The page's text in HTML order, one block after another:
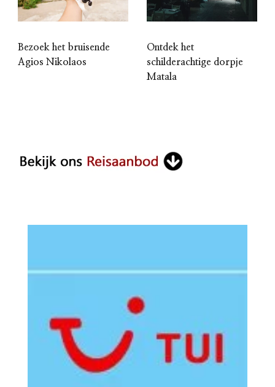
Bezoek het bruisende
Agios Nikolaos
Ontdek het
schilderachtige dorpje
Matala